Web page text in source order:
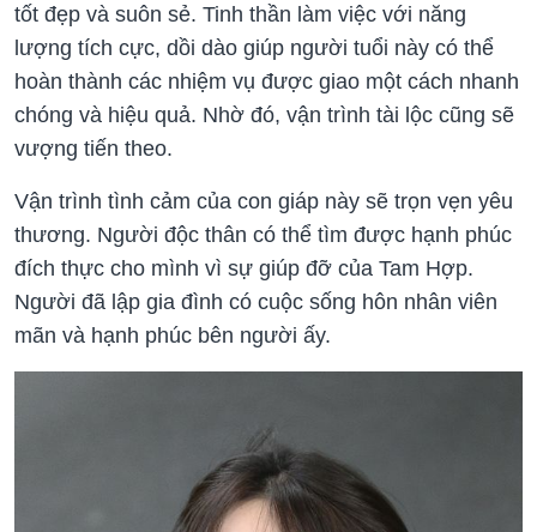
tốt đẹp và suôn sẻ. Tinh thần làm việc với năng
lượng tích cực, dồi dào giúp người tuổi này có thể
hoàn thành các nhiệm vụ được giao một cách nhanh
chóng và hiệu quả. Nhờ đó, vận trình tài lộc cũng sẽ
vượng tiến theo.
Vận trình tình cảm của con giáp này sẽ trọn vẹn yêu
thương. Người độc thân có thể tìm được hạnh phúc
đích thực cho mình vì sự giúp đỡ của Tam Hợp.
Người đã lập gia đình có cuộc sống hôn nhân viên
mãn và hạnh phúc bên người ấy.